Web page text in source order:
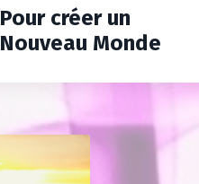
Pour créer un
Nouveau Monde